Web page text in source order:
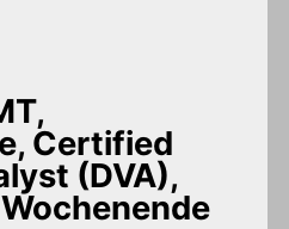
Certified
(DVA),